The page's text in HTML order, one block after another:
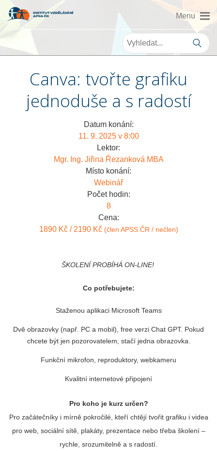
Canva: tvořte grafiku
jednoduše a s radostí
Datum konání:
11. 9. 2025 v 8:00
Lektor:
Mgr. Ing. Jiřina Řezanková MBA
Místo konání:
Webinář
Počet hodin:
8
Cena:
1890 Kč / 2190 Kč (člen APSS ČR / nečlen)
ŠKOLENÍ PROBÍHÁ ON-LINE!
Co potřebujete:
Staženou aplikaci Microsoft Teams
Dvě obrazovky (např. PC a mobil), free verzi Chat GPT. Pokud
chcete být jen pozorovatelem, stačí jedna obrazovka.
Funkční mikrofon, reproduktory, webkameru
Kvalitní internetové připojení
Pro koho je kurz určen?
Pro začátečníky i mírně pokročilé, kteří chtějí tvořit grafiku i videa
pro web, sociální sítě, plakáty, prezentace nebo třeba školení –
rychle, srozumitelně a s radostí.